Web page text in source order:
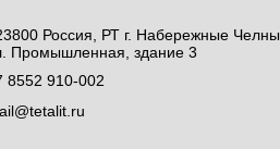
Россия , РТ г. Набережные Челны
Промышленная, здание 3
8552 910-002